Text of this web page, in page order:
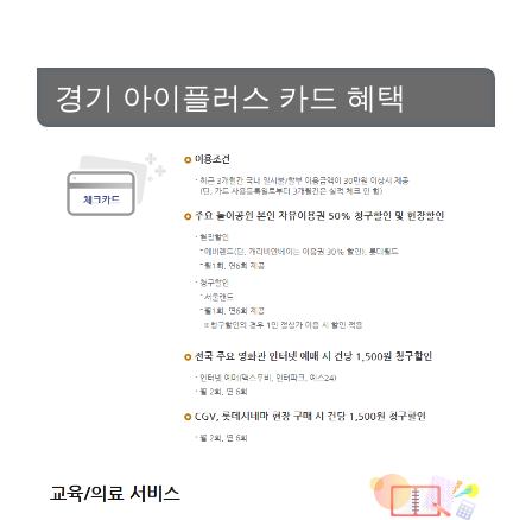
경기 아이플러스 카드 혜택